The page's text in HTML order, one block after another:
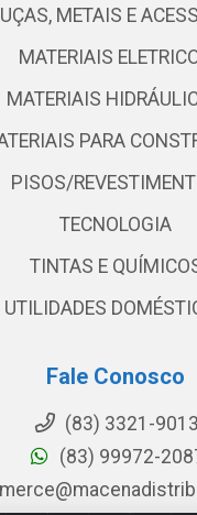
METAIS E
MATERIAIS
MATERIAIS
PARA
PISOS/
TECNOLOGIA
TINTAS E
UTILIDADES
Fale Conosco
(83) 3321-9013
(83) 99972-